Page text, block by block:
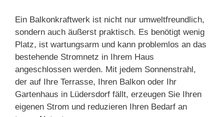
Ein Balkonkraftwerk ist nicht nur umweltfreundlich,
sondern auch äußerst praktisch. Es benötigt wenig
Platz, ist wartungsarm und kann problemlos an das
bestehende Stromnetz in Ihrem Haus
angeschlossen werden. Mit jedem Sonnenstrahl,
der auf Ihre Terrasse, Ihren Balkon oder Ihr
Gartenhaus in Lüdersdorf fällt, erzeugen Sie Ihren
eigenen Strom und reduzieren Ihren Bedarf an